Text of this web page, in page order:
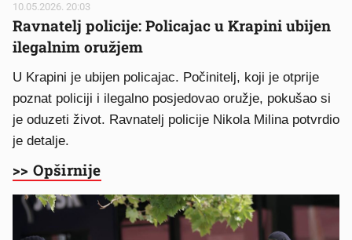
10.05.2026. 20:03
Ravnatelj policije: Policajac u Krapini ubijen
ilegalnim oružjem
U Krapini je ubijen policajac. Počinitelj, koji je otprije
poznat policiji i ilegalno posjedovao oružje, pokušao si
je oduzeti život. Ravnatelj policije Nikola Milina potvrdio
je detalje.
>> Opširnije